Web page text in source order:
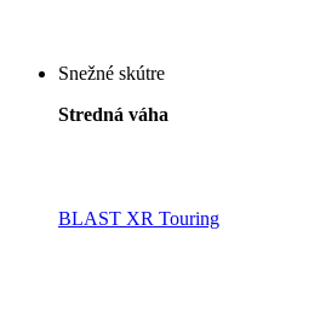
Snežné skútre
Stredná váha
BLAST XR Touring